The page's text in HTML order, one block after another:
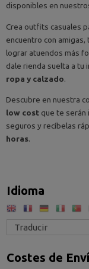
Idioma
Costes de
disponibles en
Crea outfits casuales
encuentro con
lograr atuendos más
dale rienda suelta a tu
ropa y calzado.
Descubre en nuestra
low cost que te serán
seguros y recíbelas
horas.